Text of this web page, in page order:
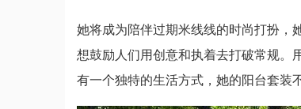
她将成为陪伴过期米线线的时尚打扮，
想鼓励人们用创意和执着去打破常规。
有一个独特的生活方式，她的阳台套装